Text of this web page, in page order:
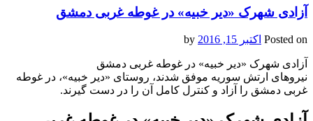
آزادی شهرک «دیر خبیه» در غوطه غربی دمشق
Posted on اکتبر 15, 2016
آزادی شهرک «دیر خبیه» در غوطه غربی دمشق
نیروهای ارتش سوریه موفق شدند، روستای «دیر خبیه»، در غوطه
غربی دمشق را آزاد و کنترل کامل آن را در دست گیرند.